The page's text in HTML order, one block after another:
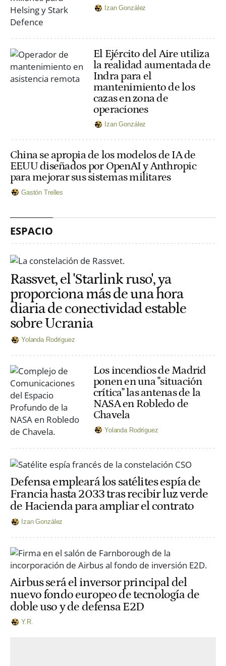
Izan González
El Ejército del Aire utiliza
la realidad aumentada de
Indra para el
mantenimiento de los
cazas en zona de
operaciones
Izan González
China se apropia de los modelos de IA de
EEUU diseñados por OpenAI y Anthropic
para mejorar sus sistemas militares
Gastón Trelles
ESPACIO
Rassvet, el 'Starlink ruso', ya
proporciona más de una hora
diaria de conectividad estable
sobre Ucrania
Yolanda Rodríguez
Los incendios de Madrid
ponen en una "situación
crítica" las antenas de la
NASA en Robledo de
Chavela
Yolanda Rodríguez
Defensa empleará los satélites espía de
Francia hasta 2033 tras recibir luz verde
de Hacienda para ampliar el contrato
Izan González
Airbus será el inversor principal del
nuevo fondo europeo de tecnología de
doble uso y de defensa E2D
Y.R.